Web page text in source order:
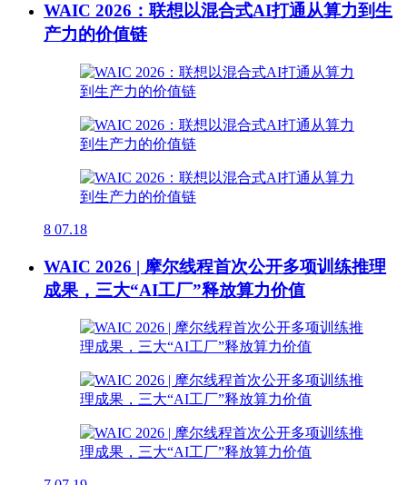
WAIC 2026：联想以混合式AI打通从算力到生
产力的价值链
8 07.18
WAIC 2026 | 摩尔线程首次公开多项训练推理
成果，三大“AI工厂”释放算力价值